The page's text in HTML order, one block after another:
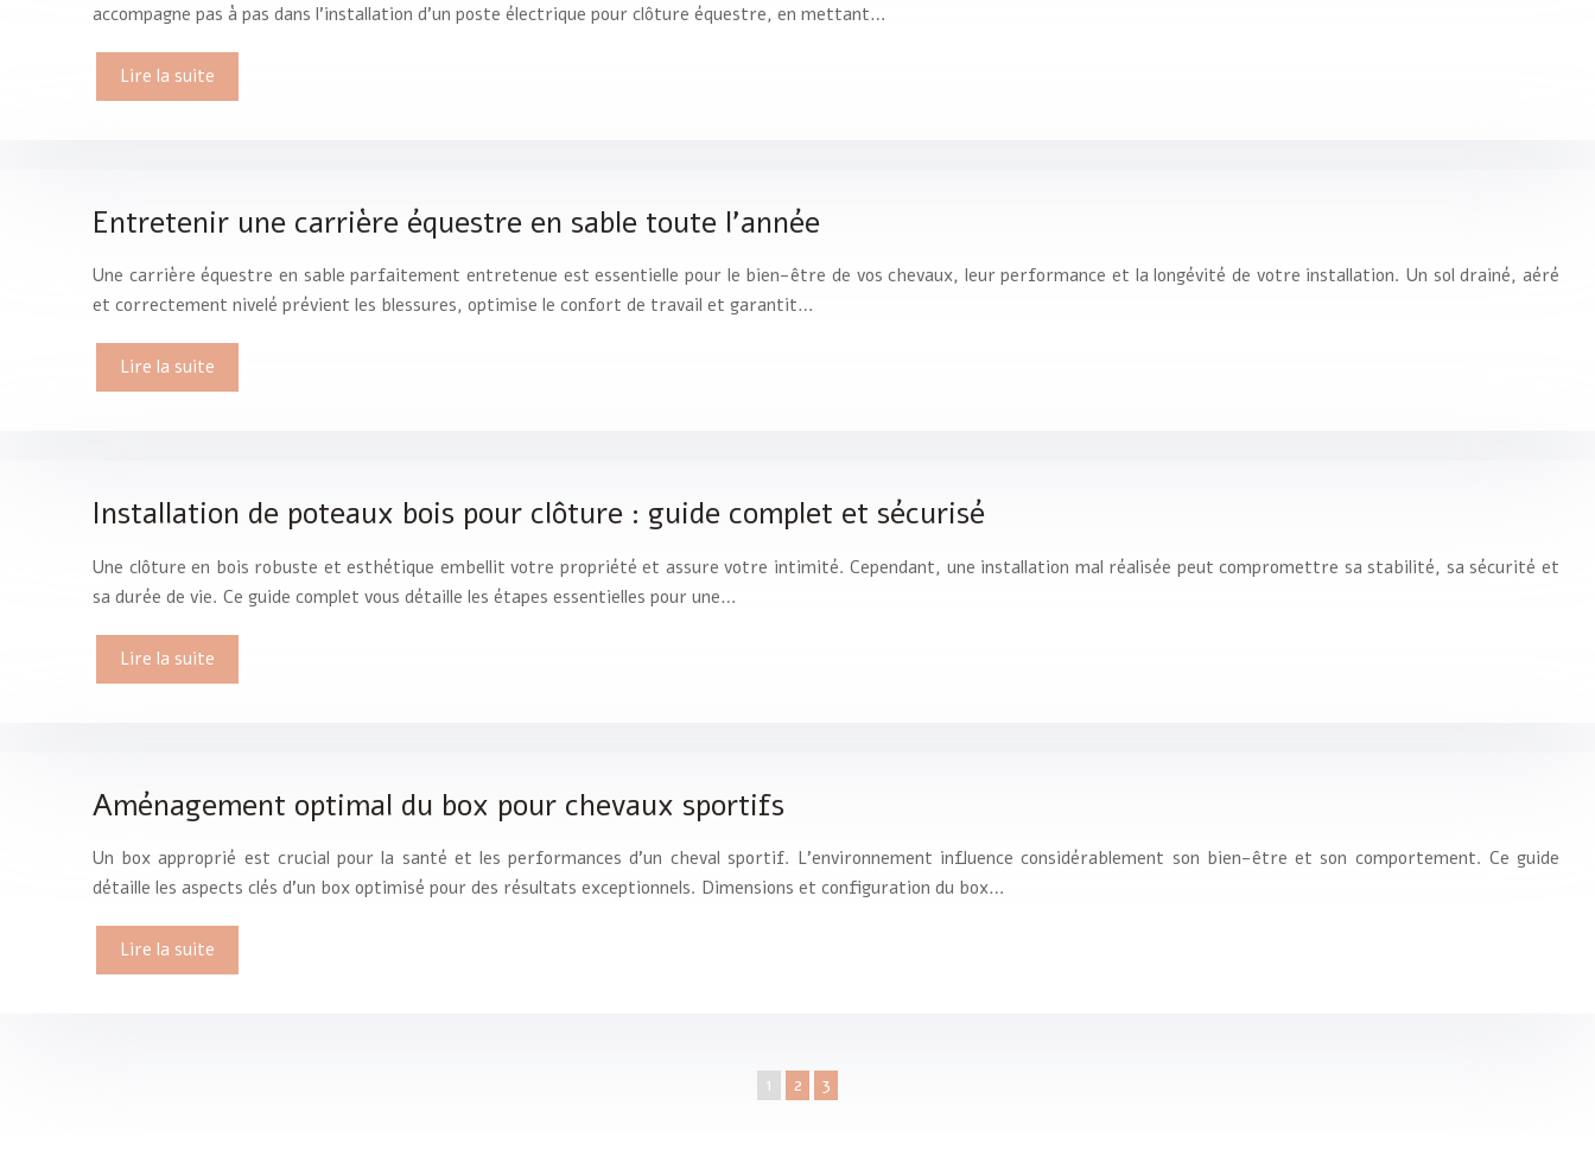
accompagne pas à pas dans l’installation d’un poste électrique pour clôture équestre, en mettant…
Lire la suite
Entretenir une carrière équestre en sable toute l’année
Une carrière équestre en sable parfaitement entretenue est essentielle pour le bien-être de vos chevaux, leur performance et la longévité de votre installation. Un sol drainé, aéré
et correctement nivelé prévient les blessures, optimise le confort de travail et garantit…
Lire la suite
Installation de poteaux bois pour clôture : guide complet et sécurisé
Une clôture en bois robuste et esthétique embellit votre propriété et assure votre intimité. Cependant, une installation mal réalisée peut compromettre sa stabilité, sa sécurité et
sa durée de vie. Ce guide complet vous détaille les étapes essentielles pour une…
Lire la suite
Aménagement optimal du box pour chevaux sportifs
Un box approprié est crucial pour la santé et les performances d’un cheval sportif. L’environnement influence considérablement son bien-être et son comportement. Ce guide
détaille les aspects clés d’un box optimisé pour des résultats exceptionnels. Dimensions et configuration du box…
Lire la suite
1 2 3